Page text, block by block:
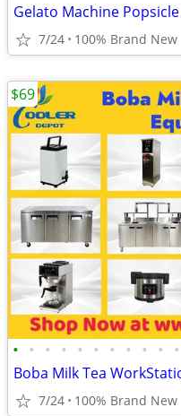
7/24 100% Brand New
• • • • • • • • • • •
7/24 100% Brand New
$69